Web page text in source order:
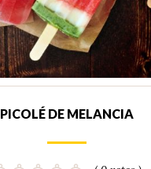
PICOLÉ DE MELANCIA